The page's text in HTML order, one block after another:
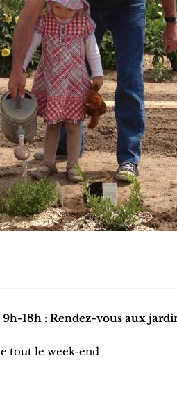
18h : Rendez-vous aux
tout le week-end